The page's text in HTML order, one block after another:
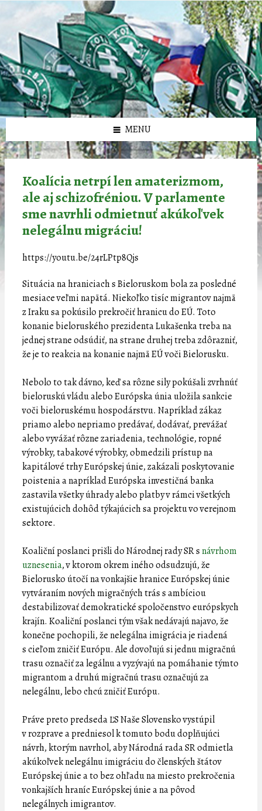
олимп казино
Preskočiť
Preskočiť
panel
Preskočiť
panel
Preskočiť
MENU
Koalícia netrpí len amaterizmom,
ale aj schizofréniou. V parlamente
sme navrhli odmietnuť akúkoľvek
nelegálnu migráciu!
https://youtu.be/24rLPtp8Qjs
Situácia na hraniciach s Bieloruskom bola za posledné
mesiace veľmi napätá. Niekoľko tisíc migrantov najmä
z Iraku sa pokúsilo prekročiť hranicu do EÚ. Toto
konanie bieloruského prezidenta Lukašenka treba na
jednej strane odsúdiť, na strane druhej treba zdôrazniť,
že je to reakcia na konanie najmä EÚ voči Bielorusku.
Nebolo to tak dávno, keď sa rôzne sily pokúšali zvrhnúť
bieloruskú vládu alebo Európska únia uložila sankcie
voči bieloruskému hospodárstvu. Napríklad zákaz
priamo alebo nepriamo predávať, dodávať, prevážať
alebo vyvážať rôzne zariadenia, technológie, ropné
výrobky, tabakové výrobky, obmedzili prístup na
kapitálové trhy Európskej únie, zakázali poskytovanie
poistenia a napríklad Európska investičná banka
zastavila všetky úhrady alebo platby v rámci všetkých
existujúcich dohôd týkajúcich sa projektu vo verejnom
sektore.
Koaliční poslanci prišli do Národnej rady SR snávrhom
uznesenia, v ktorom okrem iného odsudzujú, že
Bielorusko útočí na vonkajšie hranice Európskej únie
vytváraním nových migračných trás s ambíciou
destabilizovať demokratické spoločenstvo európskych
krajín. Koaliční poslanci tým však nedávajú najavo, že
konečne pochopili, že nelegálna imigrácia je riadená
s cieľom zničiť Európu. Ale dovoľujú si jednu migračnú
trasu označiť za legálnu a vyzývajú na pomáhanie týmto
migrantom a druhú migračnú trasu označujú za
nelegálnu, lebo chcú zničiť Európu.
Práve preto predseda ĽS Naše Slovensko vystúpil
v rozprave a predniesol k tomuto bodu doplňujúci
návrh, ktorým navrhol, aby Národná rada SR odmietla
akúkoľvek nelegálnu imigráciu do členských štátov
Európskej únie a to bez ohľadu na miesto prekročenia
vonkajších hraníc Európskej únie a na pôvod
nelegálnych imigrantov.